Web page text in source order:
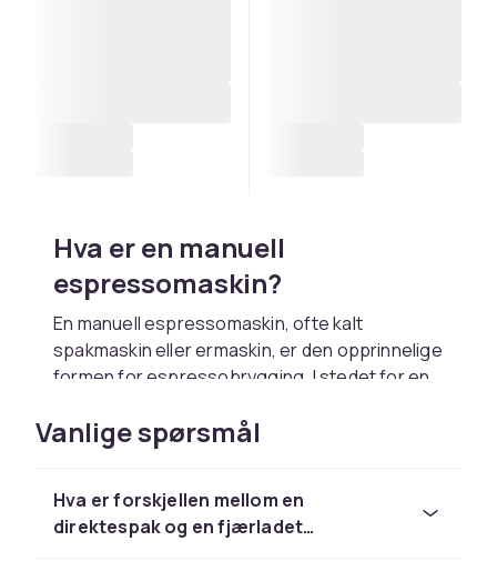
Hva er en manuell
espressomaskin?
En manuell espressomaskin, ofte kalt
spakmaskin eller ermaskin, er den opprinnelige
formen for espressobrygging. I stedet for en
å generere det trykket som trengs for å
ekstrahere espresso. Det finnes to
Med en direktespak applicerer du trykket
direkte med armen din og kan skape en helt
Vanlige spørsmål
Hva er forskjellen mellom en
direktespak og en fjærladet